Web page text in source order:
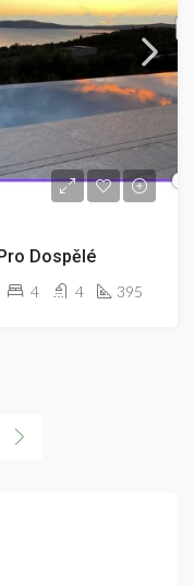
Dospělé
4 4 395